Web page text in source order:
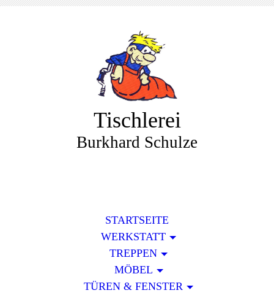
Tischlerei
Burkhard Schulze
STARTSEITE
WERKSTATT
TREPPEN
MÖBEL
TÜREN & FENSTER